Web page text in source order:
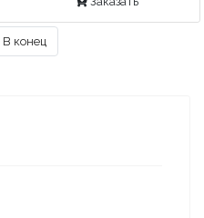
В конец